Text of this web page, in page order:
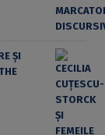
ŞI